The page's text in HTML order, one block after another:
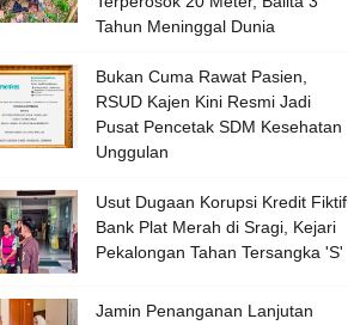
Tahun Meninggal Dunia
Bukan Cuma Rawat Pasien,
RSUD Kajen Kini Resmi Jadi
Pusat Pencetak SDM Kesehatan
Unggulan
Usut Dugaan Korupsi Kredit Fiktif
Bank Plat Merah di Sragi, Kejari
Pekalongan Tahan Tersangka 'S'
Jamin Penanganan Lanjutan